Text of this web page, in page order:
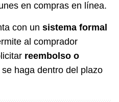
en compras en línea.
con un sistema formal
al comprador
reembolso o
haga dentro del plazo